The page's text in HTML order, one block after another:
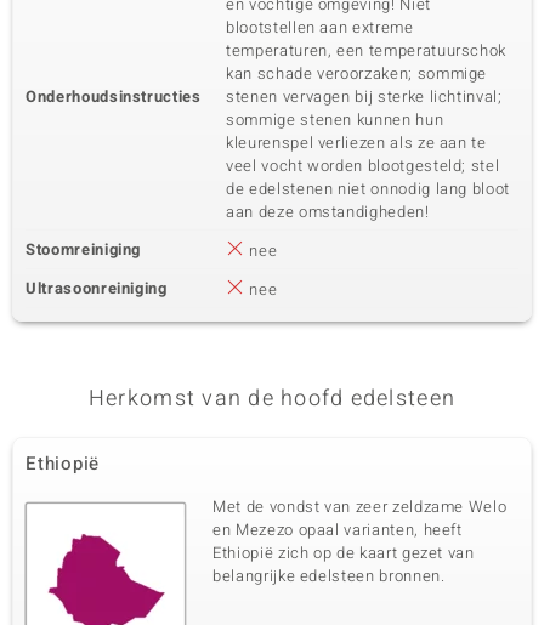
Onderhoudsinstructies
blootstellen aan extreme
temperaturen, een temperatuurschok
kan schade veroorzaken; sommige
stenen vervagen bij sterke lichtinval;
sommige stenen kunnen hun
kleurenspel verliezen als ze aan te
veel vocht worden blootgesteld; stel
de edelstenen niet onnodig lang bloot
aan deze omstandigheden!
Stoomreiniging
nee
Ultrasoonreiniging
nee
Herkomst van de hoofd edelsteen
Ethiopië
Met de vondst van zeer zeldzame Welo
en Mezezo opaal varianten, heeft
Ethiopië zich op de kaart gezet van
belangrijke edelsteen bronnen.